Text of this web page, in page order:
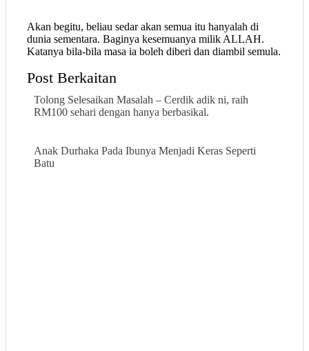
Akan begitu, beliau sedar akan semua itu hanyalah di
dunia sementara. Baginya kesemuanya milik ALLAH.
Katanya bila-bila masa ia boleh diberi dan diambil semula.
Post Berkaitan
Tolong Selesaikan Masalah – Cerdik adik ni, raih
RM100 sehari dengan hanya berbasikal.
Anak Durhaka Pada Ibunya Menjadi Keras Seperti
Batu